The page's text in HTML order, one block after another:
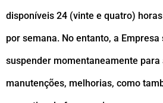
disponíveis 24 (vinte e quatro)
por semana. No entanto, a
suspender momentaneamente para
manutenções, melhorias, como